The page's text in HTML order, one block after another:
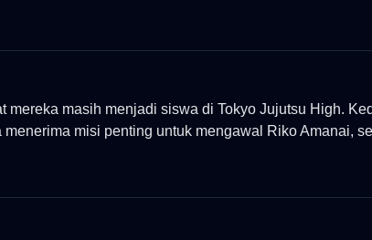
mereka masih menjadi siswa di Tokyo Jujutsu High.
misi penting untuk mengawal Riko Amanai,